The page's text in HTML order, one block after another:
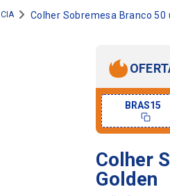
Colher Sobremesa Branco 50
BRAS15
Colher
Golden